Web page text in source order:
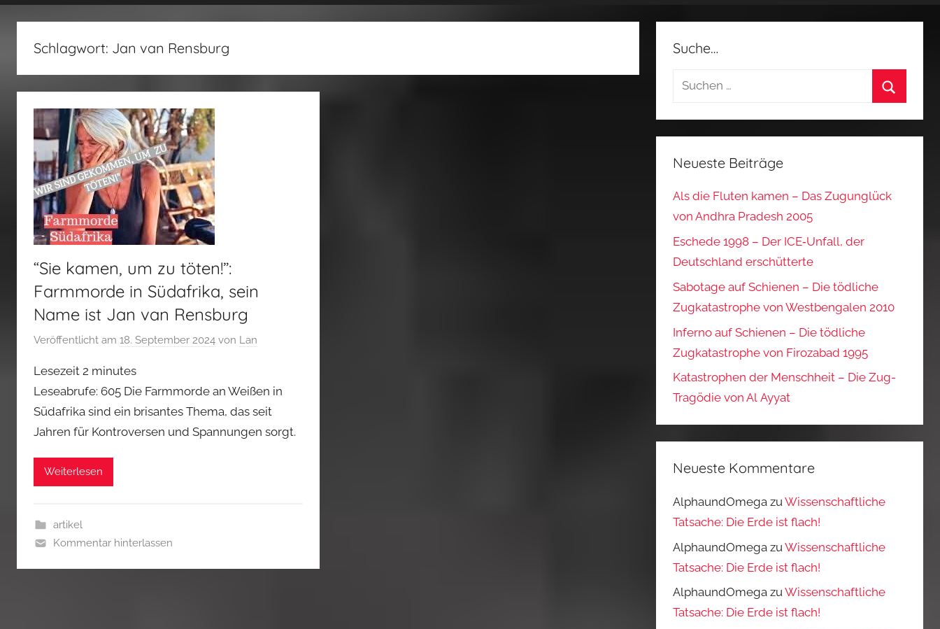
fertig…!
Schlagwort: Jan van Rensburg
“Sie kamen, um zu töten!”:
Farmmorde in Südafrika, sein
Name ist Jan van Rensburg
Veröffentlicht am 18. September 2024 von Lan
Lesezeit 2 minutes
Leseabrufe: 605 Die Farmmorde an Weißen in
Südafrika sind ein brisantes Thema, das seit
Jahren für Kontroversen und Spannungen sorgt.
Weiterlesen
artikel
Kommentar hinterlassen
Suche…
Suchen
Neueste Beiträge
Als die Fluten kamen – Das Zugunglück
von Andhra Pradesh 2005
Eschede 1998 – Der ICE‑Unfall, der
Deutschland erschütterte
Sabotage auf Schienen – Die tödliche
Zugkatastrophe von Westbengalen 2010
Inferno auf Schienen – Die tödliche
Zugkatastrophe von Firozabad 1995
Katastrophen der Menschheit – Die Zug-
Tragödie von Al Ayyat
Neueste Kommentare
AlphaundOmega zuWissenschaftliche
Tatsache: Die Erde ist flach!
AlphaundOmega zuWissenschaftliche
Tatsache: Die Erde ist flach!
AlphaundOmega zuWissenschaftliche
Tatsache: Die Erde ist flach!